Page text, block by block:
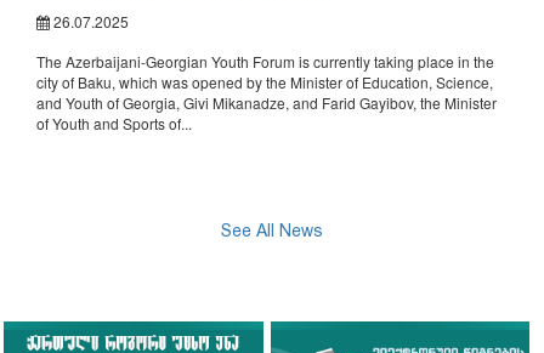
26.07.2025
The Azerbaijani-Georgian Youth Forum is currently taking place in the
city of Baku, which was opened by the Minister of Education, Science,
and Youth of Georgia, Givi Mikanadze, and Farid Gayibov, the Minister
of Youth and Sports of...
See All News